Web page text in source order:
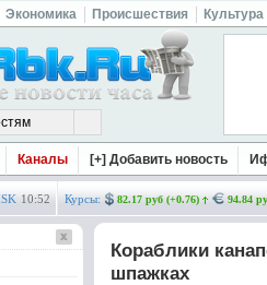
Экономика Происшествия Культура
Каналы [+] Добавить новость
10:52 Курсы: 82.17 руб (+0.76) 94.84
Кораблики
шпажках